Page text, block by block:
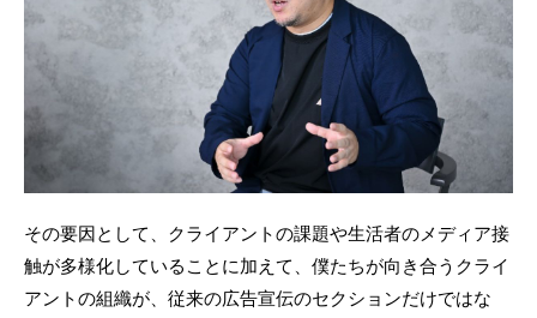
その要因として、クライアントの課題や生活者のメディア接
触が多様化していることに加えて、僕たちが向き合うクライ
アントの組織が、従来の広告宣伝のセクションだけではな